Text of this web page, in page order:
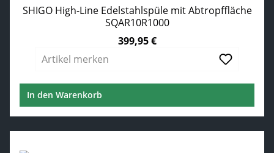
SHIGO High-Line Edelstahlspüle mit Abtropffläche
SQAR10R1000
399,95 €
Artikel merken
In den Warenkorb